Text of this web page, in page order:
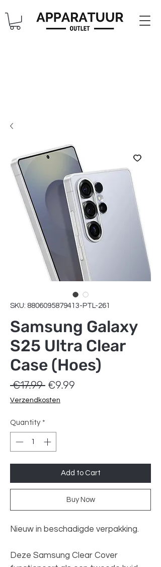
SKU: 8806095879413-PTL-261
Samsung Galaxy
S25 Ultra Clear
Case (Hoes)
€17.99 Regular
Price
€9.99
Verzendkosten
Quantity *
Add to Cart
Buy Now
Nieuw in beschadigde verpakking.
Deze Samsung Clear Cover